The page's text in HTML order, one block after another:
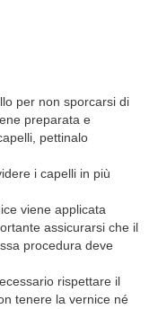
per non sporcarsi di
preparata e
pettinalo
i capelli in più
viene applicata
assicurarsi che il
procedura deve
rispettare il
tenere la vernice né